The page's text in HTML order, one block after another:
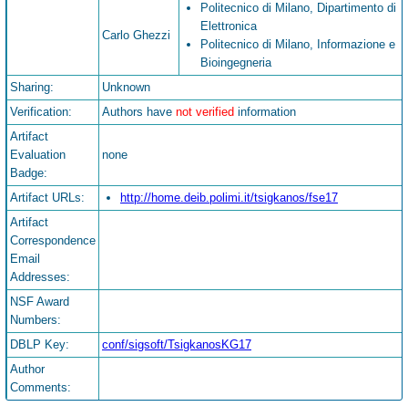
Carlo Ghezzi
Politecnico di Milano, Dipartimento di
Elettronica
Politecnico di Milano, Informazione e
Bioingegneria
Sharing:
Unknown
Verification:
Authors have not verified information
Artifact
Evaluation
Badge:
none
Artifact URLs:
http://home.deib.polimi.it/tsigkanos/fse17
Artifact
Correspondence
Email
Addresses:
NSF Award
Numbers:
DBLP Key:
conf/sigsoft/TsigkanosKG17
Author
Comments: